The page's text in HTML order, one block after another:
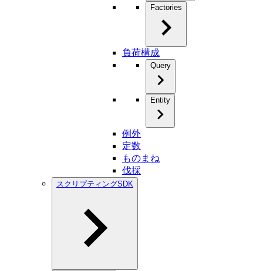
Factories
負荷構成
Query
Entity
例外
定数
ものまね
伐採
スクリプティングSDK